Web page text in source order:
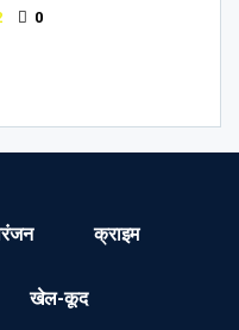
0
क्राइम
खेल-कूद